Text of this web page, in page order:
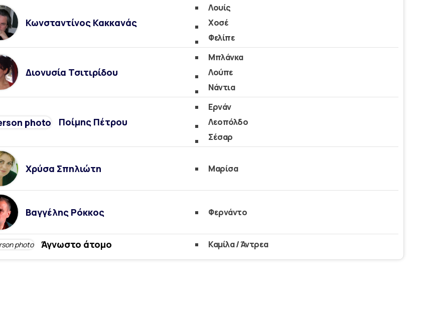
Κωνσταντίνος Κακκανάς
Λουίς
Χοσέ
Φελίπε
Διονυσία Τσιτιρίδου
Μπλάνκα
Λούπε
Νάντια
Ποίμης Πέτρου
Ερνάν
Λεοπόλδο
Σέσαρ
Χρύσα Σπηλιώτη Μαρίσα
Βαγγέλης Ρόκκος Φερνάντο
Άγνωστο άτομο Καμίλα / Άντρεα